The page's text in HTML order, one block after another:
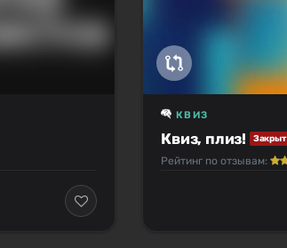
Квиз, плиз! Закрыт
КВИЗ
Рейтинг по отзывам: